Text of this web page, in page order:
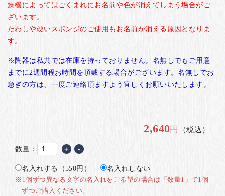
燥機によってはごくまれにお名前や色が消えてしまう場合がご
ざいます。
たわしや硬いスポンジのご使用もお名前が消える原因となりま
す。
※陶器は私共では在庫を持っておりません。名無しでもご用意
までに2週間程お時間を頂戴する場合がございます。名無しでお
急ぎの方は、一度ご連絡頂ますよう宜しくお願いいたします。
2,640円 （税込）
数量： + -
名入れする（550円） 名入れしない
※1個ずつ異なる文字の名入れをご希望の場合は「数量1」で1個
ずつご購入ください。